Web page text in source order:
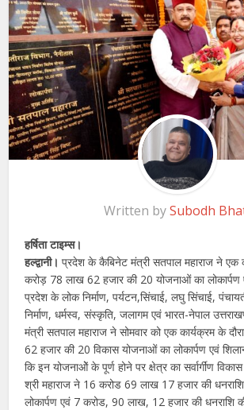
Written bySubodh
हर्षिता टाइम्स।
हल्द्वानी। प्रदेश के कैबिनेट मंत्री सतपाल महाराज ने एक
करोड़ 78 लाख 62 हजार की 20 योजनाओं का लोकार्पण
प्रदेश के लोक निर्माण, पर्यटन,सिंचाई, लघु सिंचाई,
निर्माण, धर्मस्व, संस्कृति, जलागम एवं भारत-नेपाल
मंत्री सतपाल महाराज ने सोमवार को एक कार्यक्रम के
62 हजार की 20 विकास योजनाओं का लोकार्पण एवं
कि इन योजनाओें के पूर्ण होने पर क्षेत्र का सर्वार्गींण विकास
श्री महाराज ने 16 करोड 69 लाख 17 हजार की
लोकार्पण एवं 7 करोड, 90 लाख, 12 हजार की धनराशि